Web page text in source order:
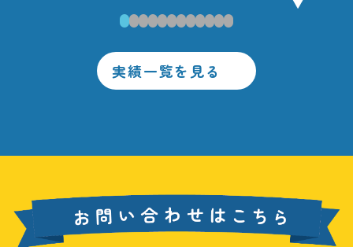
1 2 3 4 5 6 7 8 9 1011 12
実績一覧を見る